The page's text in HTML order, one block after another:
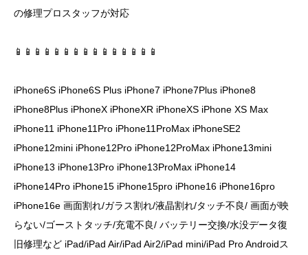
の修理プロスタッフが対応
📱📱📱📱📱📱📱📱📱📱📱📱📱📱📱
iPhone6S iPhone6S Plus iPhone7 iPhone7Plus iPhone8
iPhone8Plus iPhoneX iPhoneXR iPhoneXS iPhone XS Max
iPhone11 iPhone11Pro iPhone11ProMax iPhoneSE2
iPhone12mini iPhone12Pro iPhone12ProMax iPhone13mini
iPhone13 iPhone13Pro iPhone13ProMax iPhone14
iPhone14Pro iPhone15 iPhone15pro iPhone16 iPhone16pro
iPhone16e 画面割れ/ガラス割れ/液晶割れ/タッチ不良/ 画面が映
らない/ゴーストタッチ/充電不良/ バッテリー交換/水没データ復
旧修理など iPad/iPad Air/iPad Air2/iPad mini/iPad Pro Androidス